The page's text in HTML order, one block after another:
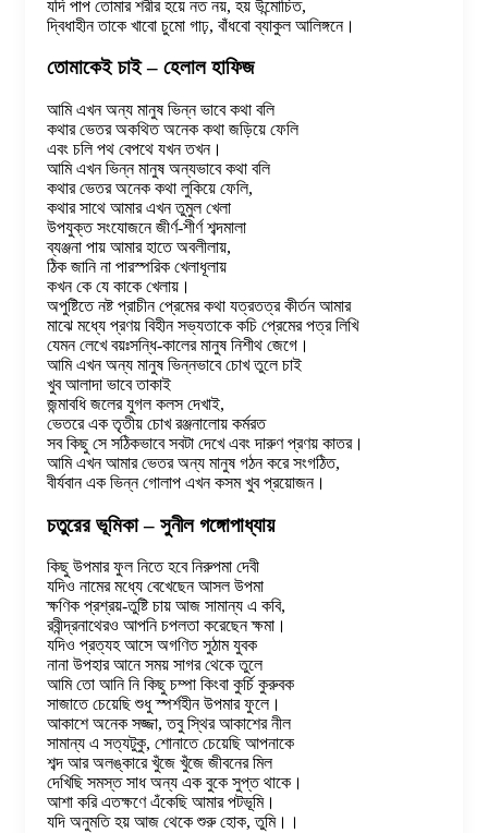
যদি পাপ তোমার শরীর হয়ে নত নয়, হয় উন্মোচিত,
দ্বিধাহীন তাকে খাবো চুমো গাঢ়, বাঁধবো ব্যাকুল আলিঙ্গনে।
তোমাকেই চাই – হেলাল হাফিজ
আমি এখন অন্য মানুষ ভিন্ন ভাবে কথা বলি
কথার ভেতর অকথিত অনেক কথা জড়িয়ে ফেলি
এবং চলি পথ বেপথে যখন তখন।
আমি এখন ভিন্ন মানুষ অন্যভাবে কথা বলি
কথার ভেতর অনেক কথা লুকিয়ে ফেলি,
কথার সাথে আমার এখন তুমুল খেলা
উপযুক্ত সংযোজনে জীর্ণ-শীর্ণ শব্দমালা
ব্যঞ্জনা পায় আমার হাতে অবলীলায়,
ঠিক জানি না পারস্পরিক খেলাধূলায়
কখন কে যে কাকে খেলায়।
অপুষ্টিতে নষ্ট প্রাচীন প্রেমের কথা যত্রতত্র কীর্তন আমার
মাঝে মধ্যে প্রণয় বিহীন সভ্যতাকে কচি প্রেমের পত্র লিখি
যেমন লেখে বয়ঃসন্ধি-কালের মানুষ নিশীথ জেগে।
আমি এখন অন্য মানুষ ভিন্নভাবে চোখ তুলে চাই
খুব আলাদা ভাবে তাকাই
জন্মাবধি জলের যুগল কলস দেখাই,
ভেতরে এক তৃতীয় চোখ রঞ্জনালোয় কর্মরত
সব কিছু সে সঠিকভাবে সবটা দেখে এবং দারুণ প্রণয় কাতর।
আমি এখন আমার ভেতর অন্য মানুষ গঠন করে সংগঠিত,
বীর্যবান এক ভিন্ন গোলাপ এখন কসম খুব প্রয়োজন।
চতুরের ভূমিকা – সুনীল গঙ্গোপাধ্যায়
কিছু উপমার ফুল নিতে হবে নিরুপমা দেবী
যদিও নামের মধ্যে বেখেছেন আসল উপমা
ক্ষণিক প্রশ্রয়-তুষ্টি চায় আজ সামান্য এ কবি,
রবীন্দ্রনাথেরও আপনি চপলতা করেছেন ক্ষমা।
যদিও প্রত্যহ আসে অগণিত সুঠাম যুবক
নানা উপহার আনে সময় সাগর থেকে তুলে
আমি তো আনি নি কিছু চম্পা কিংবা কুর্চি কুরুবক
সাজাতে চেয়েছি শুধু স্পর্শহীন উপমার ফুলে।
আকাশে অনেক সজ্জা, তবু স্থির আকাশের নীল
সামান্য এ সত্যটুকু, শোনাতে চেয়েছি আপনাকে
শব্দ আর অলঙ্কারে খুঁজে খুঁজে জীবনের মিল
দেখিছি সমস্ত সাধ অন্য এক বুকে সুপ্ত থাকে।
আশা করি এতক্ষণে এঁকেছি আমার পটভূমি।
যদি অনুমতি হয় আজ থেকে শুরু হোক, তুমি।।